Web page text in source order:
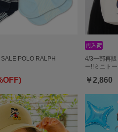
POLO RALPH
4/3一部再
ー!!ミニト
￥2,860